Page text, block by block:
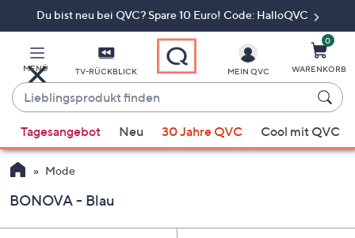
Du bist neu bei QVC? Spare 10 Euro! Code: HalloQVC
MENÜ TV-RÜCKBLICK
Lieblingsprodukt
finden
Vorschläge
verfügbar
sind,
verwenden
MEIN QVC
0
WARENKORB
Tagesangebot Neu 30 Jahre QVC Cool mit QVC
Mode
BONOVA - Blau